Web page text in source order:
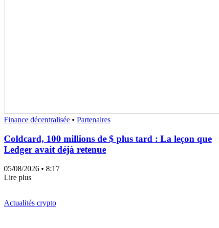
Finance décentralisée • Partenaires
Coldcard, 100 millions de $ plus tard : La leçon que
Ledger avait déjà retenue
05/08/2026 • 8:17
Lire plus
Actualités crypto